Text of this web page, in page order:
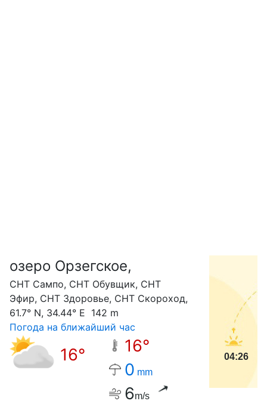
озеро Орзегское,
СНТ Сампо, СНТ Обувщик, СНТ
Эфир, СНТ Здоровье, СНТ Скороход,
61.7° N, 34.44° E 142 m
Погода на ближайший час
16°
16°
0 mm
6m/s
04:26